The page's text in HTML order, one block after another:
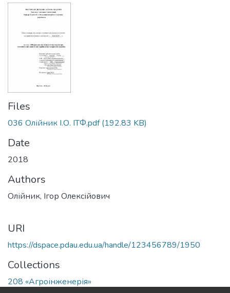
Files
036 Олійник І.О. ІТФ.pdf(192.83 KB)
Date
2018
Authors
Олійник, Ігор Олексійович
URI
https://dspace.pdau.edu.ua/handle/123456789/1950
Collections
208 «Агроінженерія»